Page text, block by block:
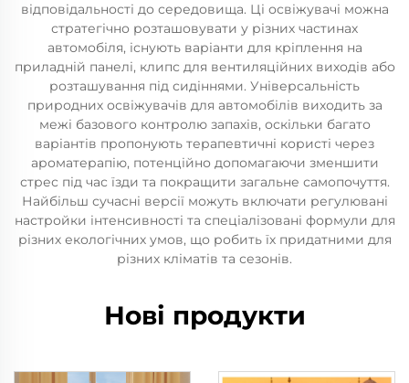
відповідальності до середовища. Ці освіжувачі можна
стратегічно розташовувати у різних частинах
автомобіля, існують варіанти для кріплення на
приладній панелі, клипс для вентиляційних виходів або
розташування під сидіннями. Універсальність
природних освіжувачів для автомобілів виходить за
межі базового контролю запахів, оскільки багато
варіантів пропонують терапевтичні користі через
ароматерапію, потенційно допомагаючи зменшити
стрес під час їзди та покращити загальне самопочуття.
Найбільш сучасні версії можуть включати регулювані
настройки інтенсивності та спеціалізовані формули для
різних екологічних умов, що робить їх придатними для
різних кліматів та сезонів.
Нові продукти